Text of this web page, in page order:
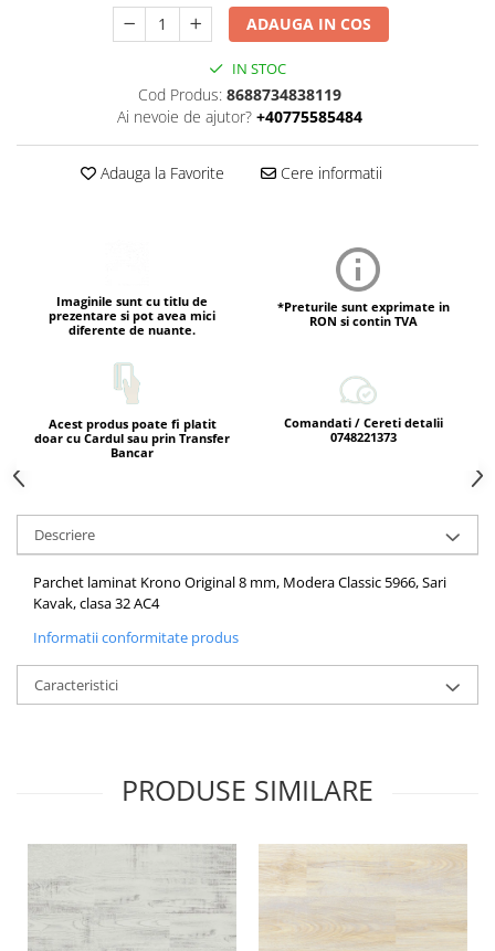
ADAUGA IN COS
IN STOC
Cod Produs: 8688734838119
Ai nevoie de ajutor? +40775585484
Adauga la Favorite Cere informatii
Imaginile sunt cu titlu de
prezentare si pot avea mici
diferente de nuante.
*Preturile sunt exprimate in
RON si contin TVA
Acest produs poate fi platit
doar cu Cardul sau prin Transfer
Bancar
Comandati / Cereti detalii
0748221373
Descriere
Parchet laminat Krono Original 8 mm, Modera Classic 5966, Sari
Kavak, clasa 32 AC4
Informatii conformitate produs
Caracteristici
PRODUSE SIMILARE